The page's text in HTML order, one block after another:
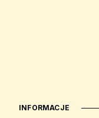
INFORMACJE